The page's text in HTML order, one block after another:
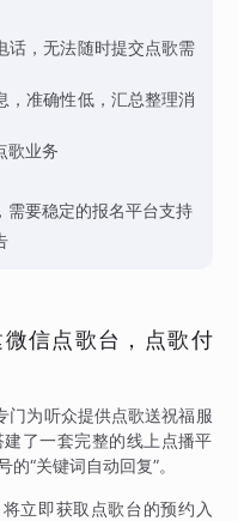
话，无法随时提交点歌需
，准确性低，汇总整理消
歌业务
需要稳定的报名平台支持
信点歌台，点歌付
门为听众提供点歌送祝福服
了一套完整的线上点播平
“关键词自动回复”。
立即获取点歌台的预约入